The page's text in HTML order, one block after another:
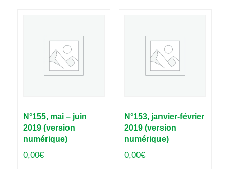
N°155, mai – juin
2019 (version
numérique)
0,00€
N°153, janvier-février
2019 (version
numérique)
0,00€